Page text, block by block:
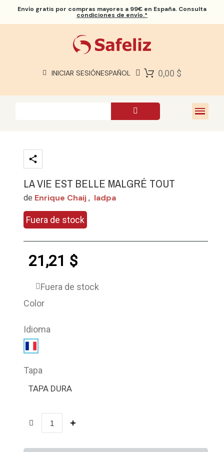
Envío gratis por compras mayores a 99€ en España. Consulta
condiciones de envío.*
INICIAR SESIÓNESPAÑOL 0,00 $
LA VIE EST BELLE MALGRÉ TOUT
de Enrique Chaij , Iadpa
Fuera de stock
21,21 $
Fuera de stock
Color
Idioma
Tapa
TAPA DURA